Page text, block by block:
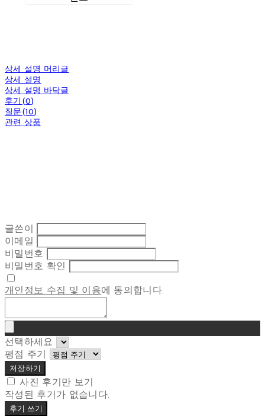
상세 설명 머리글
상세 설명
상세 설명 바닥글
후기(0)
질문(10)
관련 상품
글쓴이
이메일
비밀번호
비밀번호 확인
개인정보 수집 및 이용에 동의합니다.
선택하세요
평점 주기
저장하기
사진 후기만 보기
작성된 후기가 없습니다.
후기 쓰기